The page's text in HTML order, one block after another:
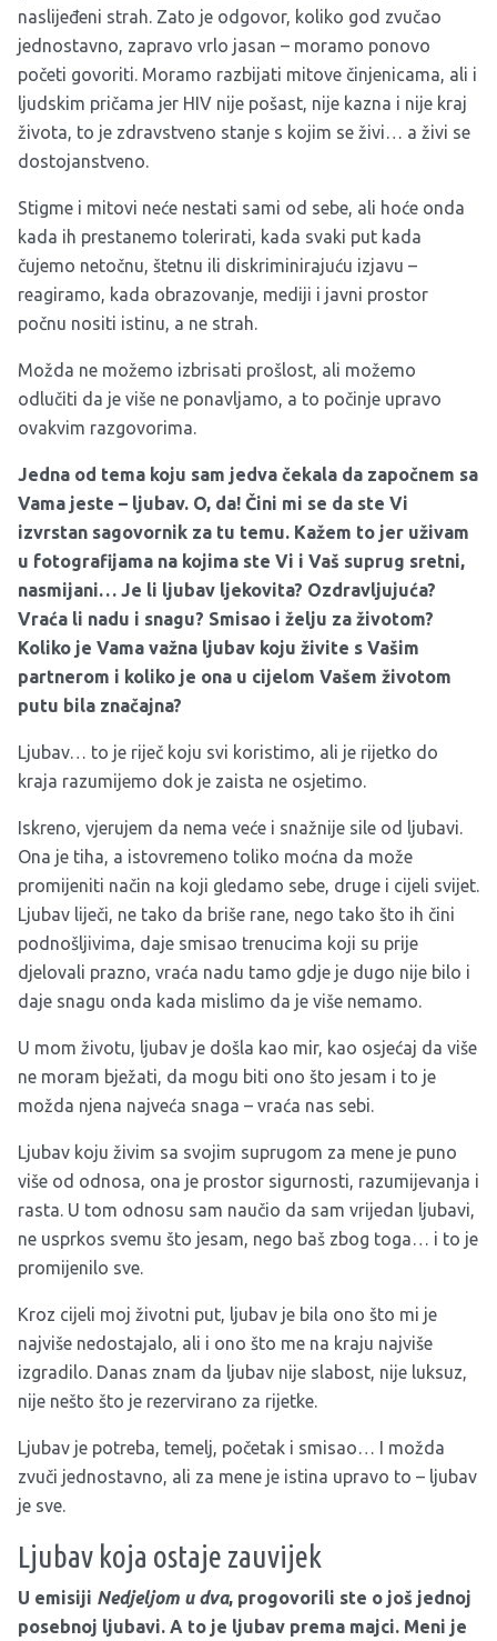
naslijeđeni strah. Zato je odgovor, koliko god zvučao
jednostavno, zapravo vrlo jasan – moramo ponovo
početi govoriti. Moramo razbijati mitove činjenicama, ali i
ljudskim pričama jer HIV nije pošast, nije kazna i nije kraj
života, to je zdravstveno stanje s kojim se živi… a živi se
dostojanstveno.
Stigme i mitovi neće nestati sami od sebe, ali hoće onda
kada ih prestanemo tolerirati, kada svaki put kada
čujemo netočnu, štetnu ili diskriminirajuću izjavu –
reagiramo, kada obrazovanje, mediji i javni prostor
počnu nositi istinu, a ne strah.
Možda ne možemo izbrisati prošlost, ali možemo
odlučiti da je više ne ponavljamo, a to počinje upravo
ovakvim razgovorima.
Jedna od tema koju sam jedva čekala da započnem sa
Vama jeste – ljubav. O, da! Čini mi se da ste Vi
izvrstan sagovornik za tu temu. Kažem to jer uživam
u fotografijama na kojima ste Vi i Vaš suprug sretni,
nasmijani… Je li ljubav ljekovita? Ozdravljujuća?
Vraća li nadu i snagu? Smisao i želju za životom?
Koliko je Vama važna ljubav koju živite s Vašim
partnerom i koliko je ona u cijelom Vašem životom
putu bila značajna?
Ljubav… to je riječ koju svi koristimo, ali je rijetko do
kraja razumijemo dok je zaista ne osjetimo.
Iskreno, vjerujem da nema veće i snažnije sile od ljubavi.
Ona je tiha, a istovremeno toliko moćna da može
promijeniti način na koji gledamo sebe, druge i cijeli svijet.
Ljubav liječi, ne tako da briše rane, nego tako što ih čini
podnošljivima, daje smisao trenucima koji su prije
djelovali prazno, vraća nadu tamo gdje je dugo nije bilo i
daje snagu onda kada mislimo da je više nemamo.
U mom životu, ljubav je došla kao mir, kao osjećaj da više
ne moram bježati, da mogu biti ono što jesam i to je
možda njena najveća snaga – vraća nas sebi.
Ljubav koju živim sa svojim suprugom za mene je puno
više od odnosa, ona je prostor sigurnosti, razumijevanja i
rasta. U tom odnosu sam naučio da sam vrijedan ljubavi,
ne usprkos svemu što jesam, nego baš zbog toga… i to je
promijenilo sve.
Kroz cijeli moj životni put, ljubav je bila ono što mi je
najviše nedostajalo, ali i ono što me na kraju najviše
izgradilo. Danas znam da ljubav nije slabost, nije luksuz,
nije nešto što je rezervirano za rijetke.
Ljubav je potreba, temelj, početak i smisao… I možda
zvuči jednostavno, ali za mene je istina upravo to – ljubav
je sve.
Ljubav koja ostaje zauvijek
U emisiji Nedjeljom u dva, progovorili ste o još jednoj
posebnoj ljubavi. A to je ljubav prema majci. Meni je